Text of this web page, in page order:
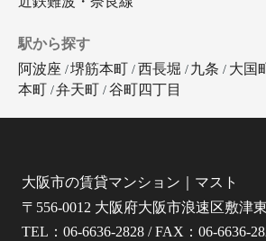
駅から探す
阿波座
堺筋本町 西長堀 九条 大国
本町
弁天町 谷町四丁目
大阪市の賃貸マンション｜マスト
〒556-0012 大阪府大阪市浪速区敷津
TEL：06-6636-2828 / FAX：06-6636-